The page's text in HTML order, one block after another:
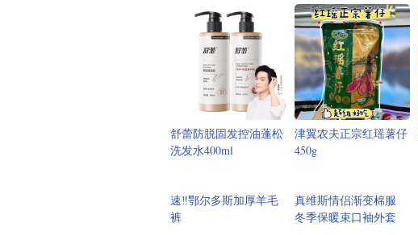
舒蕾防脱固发控油蓬松
洗发水400ml
津翼农夫正宗红瑶薯仔
450g